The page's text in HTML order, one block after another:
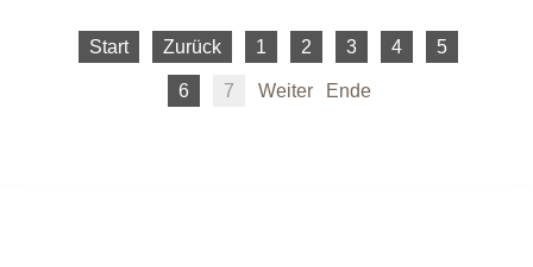
Start Zurück 1 2 3 4 5
6 7 Weiter Ende